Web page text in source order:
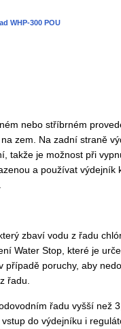
WHP-300 POU
nebo stříbrném
zem. Na zadní straně
takže je možnost při
a používat výdejník
zbaví vodu z řadu
Water Stop, které je
případě poruchy, aby
řadu.
řadu vyšší než
do výdejníku i